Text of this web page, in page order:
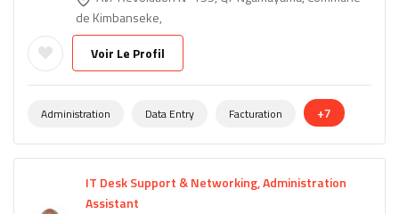
de Kimbanseke,
Voir Le Profil
Administration Data Entry Facturation +7
IT Desk Support & Networking, Administration
Assistant